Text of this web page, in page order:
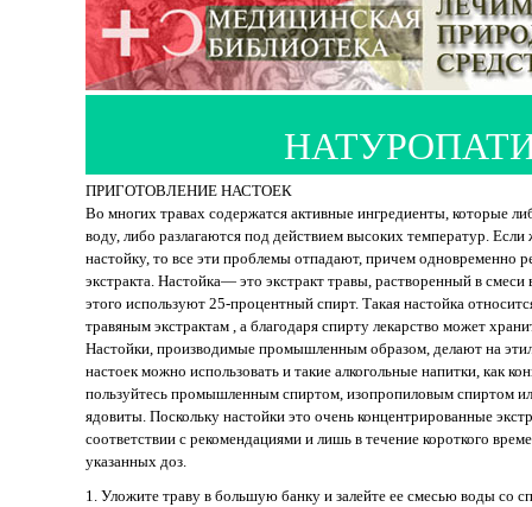
ПРИГОТОВЛЕНИЕ НАСТОЕК
Во многих травах содержатся активные ингредиенты, которые
воду, либо разлагаются под действием высоких температур. Если
настойку, то все эти проблемы отпадают, причем одновременно
экстракта. Настойка— это экстракт травы, растворенный в
этого используют 25-процентный спирт. Такая настойка
травяным экстрактам , а благодаря спирту лекарство может
Настойки, производимые промышленным образом, делают на
настоек можно использовать и такие алкогольные напитки, как
пользуйтесь промышленным спиртом, изопропиловым спиртом
ядовиты. Поскольку настойки это очень концентрированные
соответствии с рекомендациями и лишь в течение короткого
указанных доз.
1. Уложите траву в большую банку и залейте ее смесью воды со